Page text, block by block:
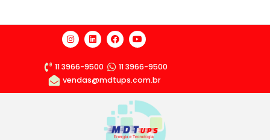
11 3966-9500
11 3966-9500
vendas@mdtups.com.br